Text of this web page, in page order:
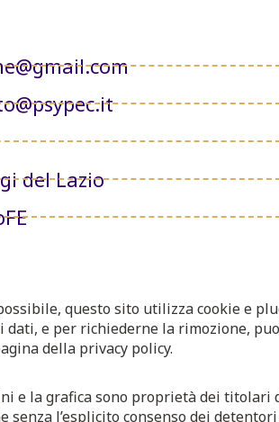
del Lazio
questo sito utilizza cookie e
dati, e per richiederne la rimozione,
della privacy policy.
e la grafica sono proprietà dei titolari
senza l’esplicito consenso dei